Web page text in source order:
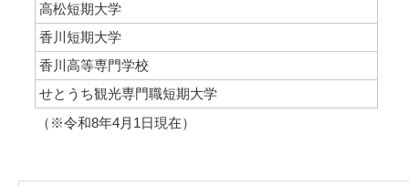
高松短期大学
香川短期大学
香川高等専門学校
せとうち観光専門職短期大学
（※令和8年4月1日現在）